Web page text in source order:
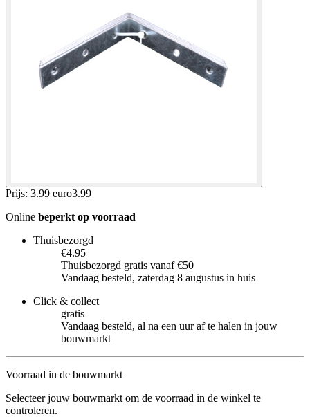
Prijs: 3.99 euro3.99
Online beperkt op voorraad
Thuisbezorgd
€4.95
Thuisbezorgd gratis vanaf €50
Vandaag besteld, zaterdag 8 augustus in huis
Click & collect
gratis
Vandaag besteld, al na een uur af te halen in jouw
bouwmarkt
Voorraad in de bouwmarkt
Selecteer jouw bouwmarkt om de voorraad in de winkel te
controleren.